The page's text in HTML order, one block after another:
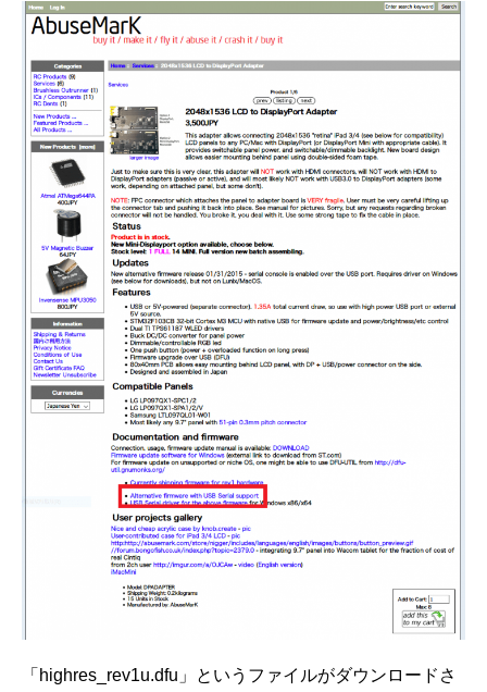
「highres_rev1u.dfu」というファイルがダウンロードさ